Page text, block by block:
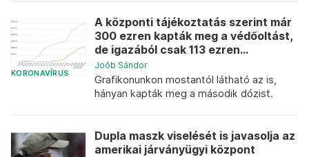
KORONAVÍRUS
A központi tájékoztatás szerint már
300 ezren kapták meg a védőoltást,
de igazából csak 113 ezren...
Joób Sándor
Grafikonunkon mostantól látható az is,
hányan kapták meg a második dózist.
Dupla maszk viselését is javasolja az
amerikai járványügyi központ